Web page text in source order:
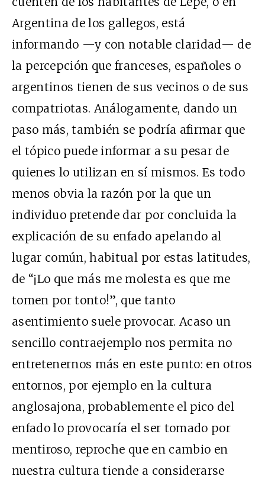
Argentina de los gallegos, está
informando —y con notable claridad— de
la percepción que franceses, españoles o
argentinos tienen de sus vecinos o de sus
compatriotas. Análogamente, dando un
paso más, también se podría afirmar que
el tópico puede informar a su pesar de
quienes lo utilizan en sí mismos. Es todo
menos obvia la razón por la que un
individuo pretende dar por concluida la
explicación de su enfado apelando al
lugar común, habitual por estas latitudes,
de “¡Lo que más me molesta es que me
tomen por tonto!”, que tanto
asentimiento suele provocar. Acaso un
sencillo contraejemplo nos permita no
entretenernos más en este punto: en otros
entornos, por ejemplo en la cultura
anglosajona, probablemente el pico del
enfado lo provocaría el ser tomado por
mentiroso, reproche que en cambio en
nuestra cultura tiende a considerarse